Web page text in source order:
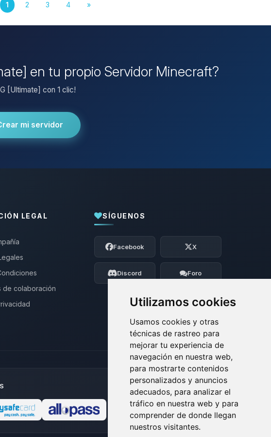
Utilizamos cookies
Usamos cookies y otras
técnicas de rastreo para
mejorar tu experiencia de
navegación en nuestra web,
para mostrarte contenidos
personalizados y anuncios
adecuados, para analizar el
tráfico en nuestra web y para
comprender de donde llegan
nuestros visitantes.
1 2 3 4 »
en tu propio Servidor Minecraft?
[Ultimate] con 1 clic!
mi servidor
LEGAL
de colaboración
SÍGUENOS
Facebook X
Discord Foro
Yupi, por fin alguien con quien hablar!
Soy Choupy, tu pequeno asistente de
BoxToPlay. Cuentame que necesitas y
moveré mis pequenos circuitos para
ayudarte.
07/08/2026 07:29